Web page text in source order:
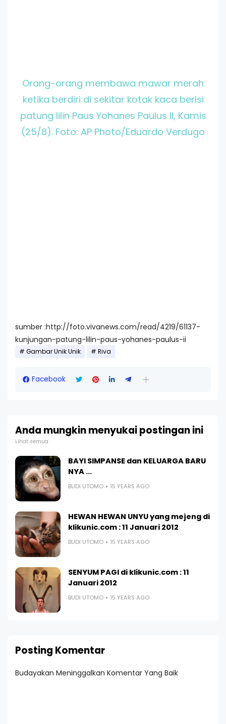
Orang-orang membawa mawar merah
ketika berdiri di sekitar kotak kaca berisi
patung lilin Paus Yohanes Paulus II, Kamis
(25/8). Foto: AP Photo/Eduardo Verdugo
sumber :http://foto.vivanews.com/read/4219/61137-
kunjungan-patung-lilin-paus-yohanes-paulus-ii
Gambar Unik Unik Riva
Facebook
Anda mungkin menyukai postingan ini
Lihat semua
BAYI SIMPANSE dan KELUARGA BARU
NYA ...
BUDI UTOMO 15 YEARS AGO
HEWAN HEWAN UNYU yang mejeng di
klikunic.com : 11 Januari 2012
BUDI UTOMO 15 YEARS AGO
SENYUM PAGI di klikunic.com : 11
Januari 2012
BUDI UTOMO 15 YEARS AGO
Posting Komentar
Budayakan Meninggalkan Komentar Yang Baik